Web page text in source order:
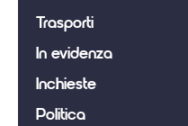
Trasporti
In evidenza
Inchieste
Politica